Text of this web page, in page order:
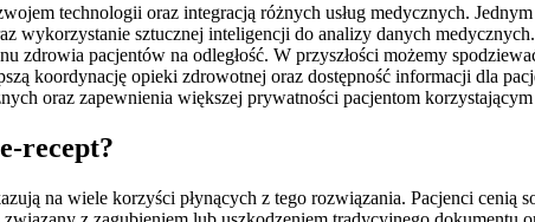
technologii oraz integracją różnych usług medycznych.
wykorzystanie sztucznej inteligencji do analizy danych
zdrowia pacjentów na odległość. W przyszłości możemy
koordynację opieki zdrowotnej oraz dostępność informacji dla
oraz zapewnienia większej prywatności pacjentom korzystającym
recept?
na wiele korzyści płynących z tego rozwiązania. Pacjenci cenią